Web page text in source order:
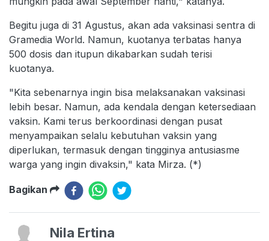
Begitu juga di 31 Agustus, akan ada vaksinasi sentra di
Gramedia World. Namun, kuotanya terbatas hanya
500 dosis dan itupun dikabarkan sudah terisi
kuotanya.
"Kita sebenarnya ingin bisa melaksanakan vaksinasi
lebih besar. Namun, ada kendala dengan ketersediaan
vaksin. Kami terus berkoordinasi dengan pusat
menyampaikan selalu kebutuhan vaksin yang
diperlukan, termasuk dengan tingginya antusiasme
warga yang ingin divaksin," kata Mirza. (*)
Bagikan
Nila Ertina